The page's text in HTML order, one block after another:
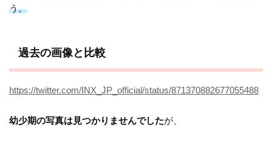
う。
過去の画像と比較
https://twitter.com/INX_JP_official/status/871370882677055488
幼少期の写真は見つかりませんでしたが、